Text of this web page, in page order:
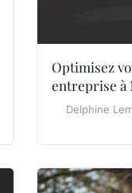
Optimisez
entreprise à
Delphine